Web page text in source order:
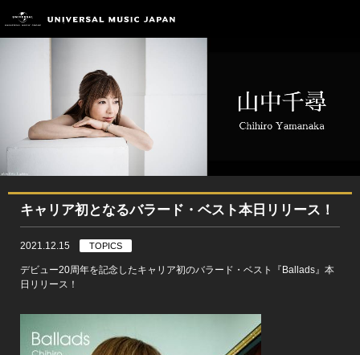
キャリア初となるバラード・ベスト本日リリース！
2021.12.15 TOPICS
デビュー20周年を記念したキャリア初のバラード・ベスト『Ballads』本
日リリース！